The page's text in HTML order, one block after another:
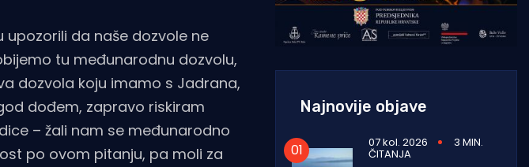
da naše dozvole ne
tu međunarodnu dozvolu,
dozvola koju imamo s Jadrana,
dođem, zapravo riskiram
– žali nam se međunarodno
po ovom pitanju, pa moli za
Najnovije objave
07 kol. 2026 3 MIN.
ČITANJA